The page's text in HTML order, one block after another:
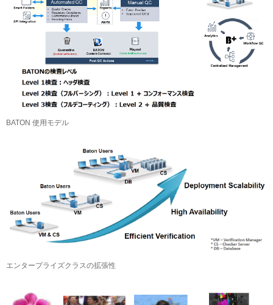
BATON 使用モデル
エンタープライズクラスの拡張性